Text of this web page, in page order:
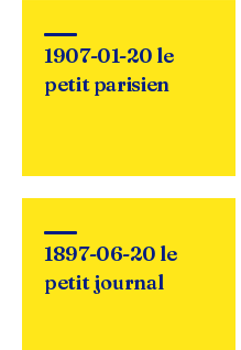
1907-01-20 le
petit parisien
1897-06-20 le
petit journal